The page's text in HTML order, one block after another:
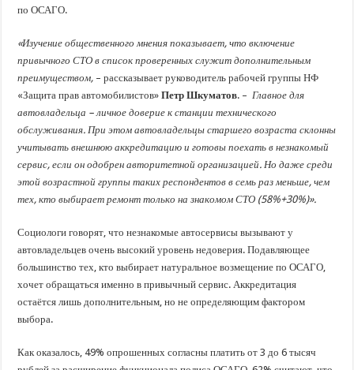
по ОСАГО.
«Изучение общественного мнения показывает, что включение
привычного СТО в список проверенных служит дополнительным
преимуществом, – рассказывает руководитель рабочей группы НФ
«Защита прав автомобилистов»Петр Шкуматов. –Главное для
автовладельца – личное доверие к станции технического
обслуживания. При этом автовладельцы старшего возраста склонны
учитывать внешнюю аккредитацию и готовы поехать в незнакомый
сервис, если он одобрен авторитетной организацией. Но даже среди
этой возрастной группы таких респондентов в семь раз меньше, чем
тех, кто выбирает ремонт только на знакомом СТО (58%+30%)».
Социологи говорят, что незнакомые автосервисы вызывают у
автовладельцев очень высокий уровень недоверия. Подавляющее
большинство тех, кто выбирает натуральное возмещение по ОСАГО,
хочет обращаться именно в привычный сервис. Аккредитация
остаётся лишь дополнительным, но не определяющим фактором
выбора.
Как оказалось, 49% опрошенных согласны платить от 3 до 6 тысяч